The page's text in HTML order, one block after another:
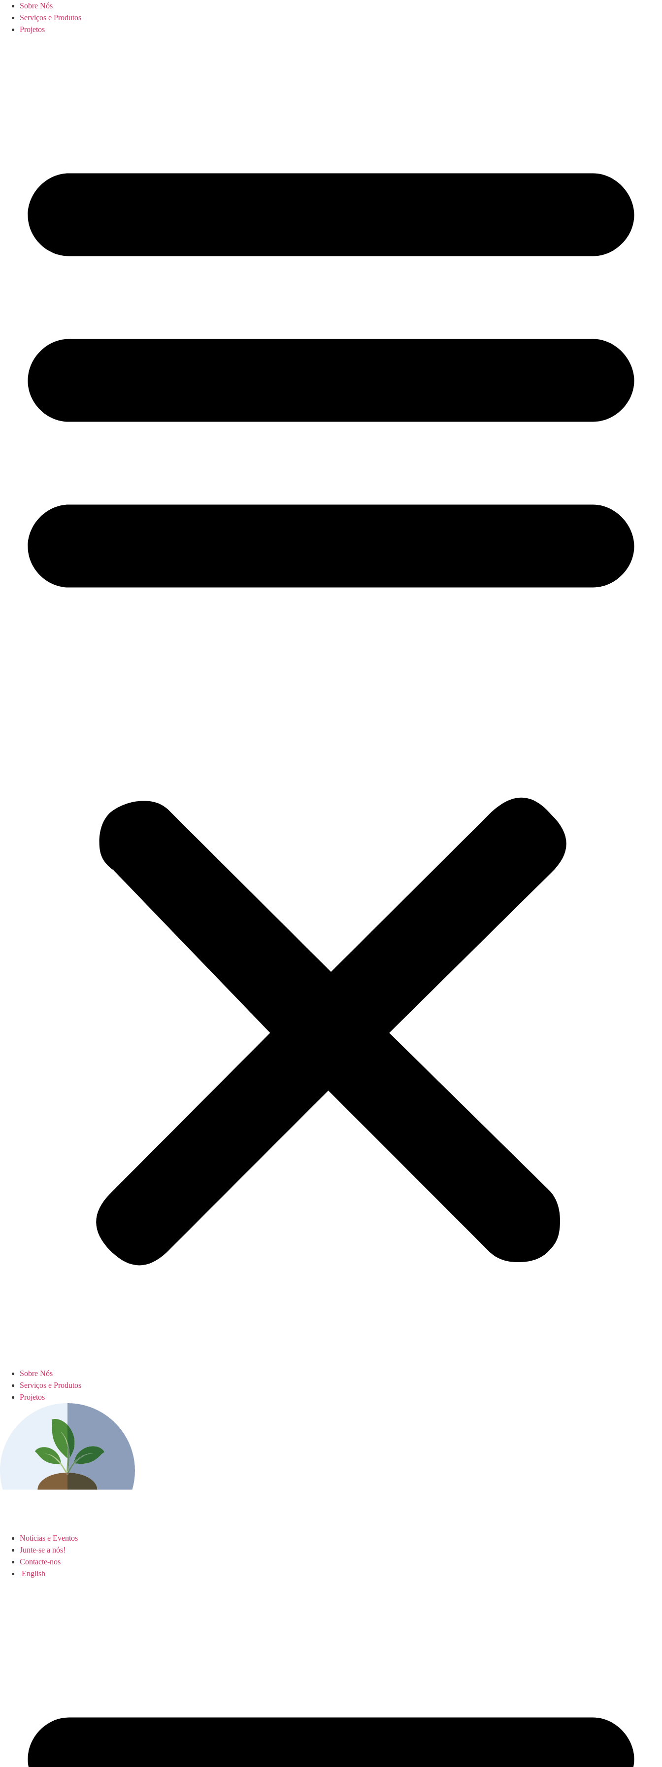
Pular
para
Sobre Nós
Serviços e Produtos
Projetos
Sobre Nós
Serviços e Produtos
Projetos
Notícias e Eventos
Junte-se a nós!
Contacte-nos
English